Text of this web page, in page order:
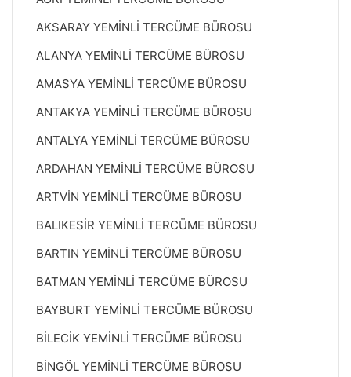
AKSARAY YEMİNLİ TERCÜME BÜROSU
ALANYA YEMİNLİ TERCÜME BÜROSU
AMASYA YEMİNLİ TERCÜME BÜROSU
ANTAKYA YEMİNLİ TERCÜME BÜROSU
ANTALYA YEMİNLİ TERCÜME BÜROSU
ARDAHAN YEMİNLİ TERCÜME BÜROSU
ARTVİN YEMİNLİ TERCÜME BÜROSU
BALIKESİR YEMİNLİ TERCÜME BÜROSU
BARTIN YEMİNLİ TERCÜME BÜROSU
BATMAN YEMİNLİ TERCÜME BÜROSU
BAYBURT YEMİNLİ TERCÜME BÜROSU
BİLECİK YEMİNLİ TERCÜME BÜROSU
BİNGÖL YEMİNLİ TERCÜME BÜROSU